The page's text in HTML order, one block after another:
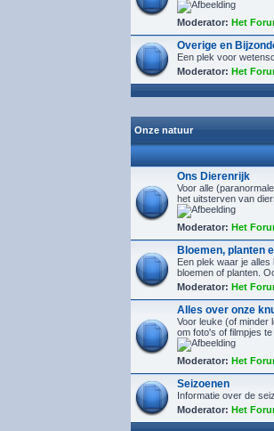
Moderator: Het
Overige en
Een plek voor
Moderator: Het
Onze natuur
Ons Dierenrijk
Voor alle
het uitsterven van
Moderator: Het
Bloemen, planten
Een plek waar je
bloemen of planten.
Moderator: Het
Alles over onze
Voor leuke (of minder
om foto's of filmpjes
Moderator: Het
Seizoenen
Informatie over de
Moderator: Het